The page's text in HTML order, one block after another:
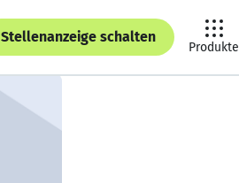
Stellenanzeige schalten
Produkte